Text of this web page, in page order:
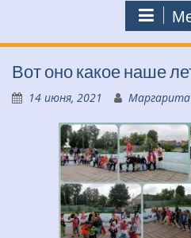
Вот оно какое наше
14 июня, 2021